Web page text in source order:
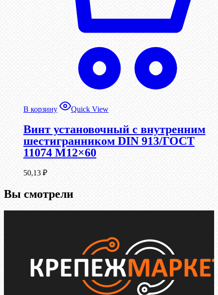
В корзину Quick View
Винт установочный с внутренним
шестигранником DIN 913/ГОСТ
11074 М12×60
50,13 ₽
Вы смотрели